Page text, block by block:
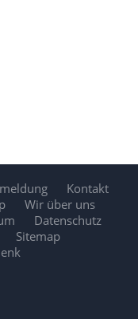
Kontakt
Wir über uns
Datenschutz
Sitemap